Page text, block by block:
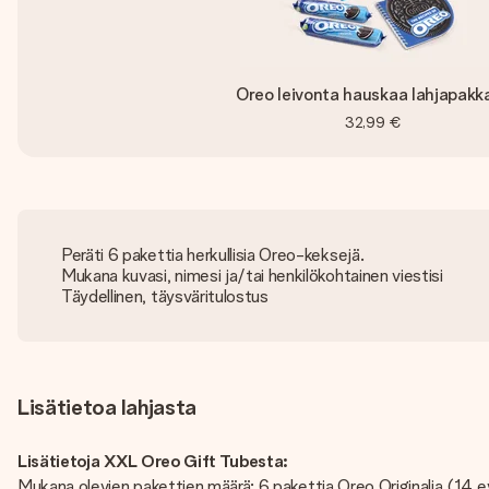
Oreo leivonta hauskaa
32,99 €
Peräti 6 pakettia herkullisia Oreo-keksejä.
Mukana kuvasi, nimesi ja/tai henkilökohtainen viestisi
Täydellinen, täysväritulostus
Lisätietoa lahjasta
Lisätietoja XXL Oreo Gift Tubesta: